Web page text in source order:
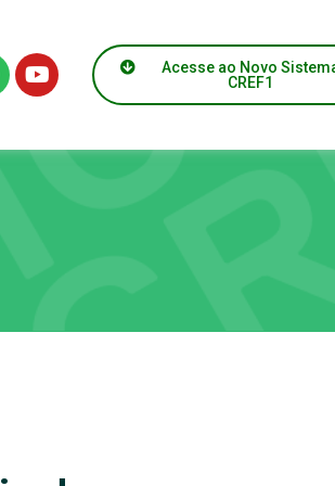
Acesse ao Novo
CREF1